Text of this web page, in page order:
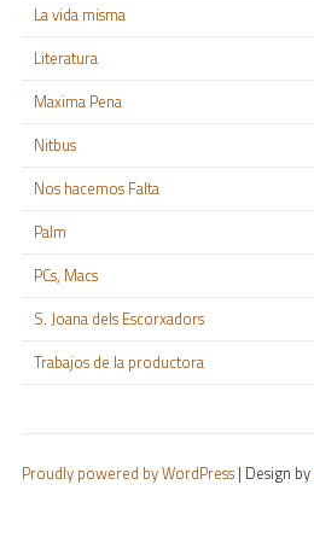
La vida misma
Literatura
Maxima Pena
Nitbus
Nos hacemos Falta
Palm
PCs, Macs
S. Joana dels Escorxadors
Trabajos de la productora
Proudly powered by WordPress | Design by